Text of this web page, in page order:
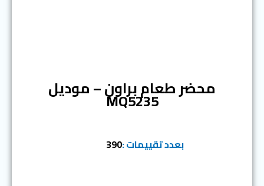
محضر طعام براون – موديل
MQ5235
بعدد تقييمات :390